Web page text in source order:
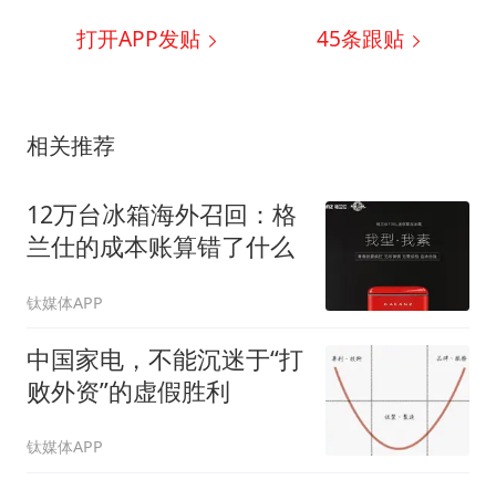
打开APP发贴 45条跟贴
相关推荐
12万台冰箱海外召回：格
兰仕的成本账算错了什么
钛媒体APP
中国家电，不能沉迷于“打
败外资”的虚假胜利
钛媒体APP